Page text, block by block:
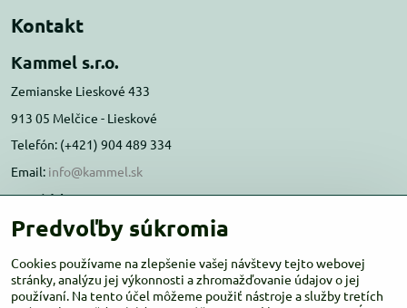
Kontakt
Kammel s.r.o.
Zemianske Lieskové 433
913 05 Melčice - Lieskové
Telefón: (+421) 904 489 334
Email: info@kammel.sk
Prevádzka:
Administratívna budova PD Melčice
Otváracie hodiny:PO-ŠT 8:00 - 16:00
Predvoľby súkromia
Cookies používame na zlepšenie vašej návštevy tejto webovej
stránky, analýzu jej výkonnosti a zhromažďovanie údajov o jej
používaní. Na tento účel môžeme použiť nástroje a služby tretích